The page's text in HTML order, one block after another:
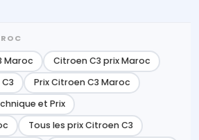
Maroc
Citroen C3 prix Maroc
Prix Citroen C3 Maroc
et Prix
Tous les prix Citroen C3